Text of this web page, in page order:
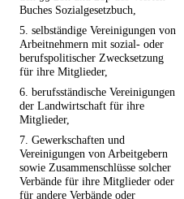
Buches Sozialgesetzbuch,
5. selbständige Vereinigungen von
Arbeitnehmern mit sozial- oder
berufspolitischer Zwecksetzung
für ihre Mitglieder,
6. berufsständische Vereinigungen
der Landwirtschaft für ihre
Mitglieder,
7. Gewerkschaften und
Vereinigungen von Arbeitgebern
sowie Zusammenschlüsse solcher
Verbände für ihre Mitglieder oder
für andere Verbände oder